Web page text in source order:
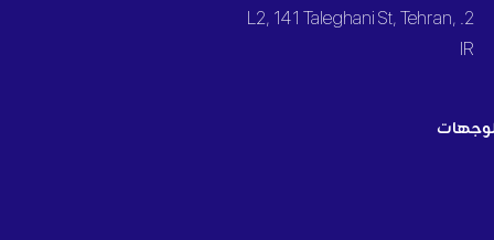
2. L2, 141 Taleghani St, Tehran,
IR